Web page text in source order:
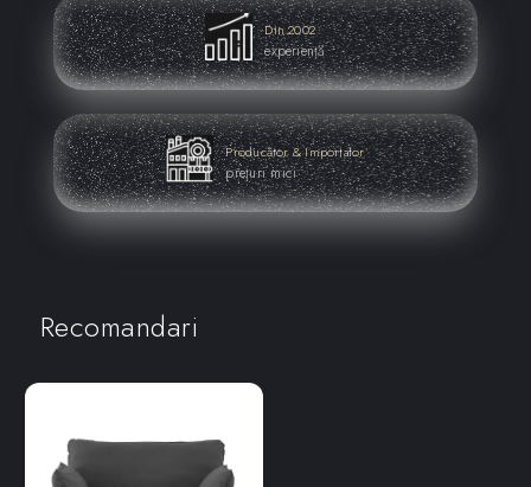
Din 2002
experiență
Producător & Importator
prețuri mici
Recomandari